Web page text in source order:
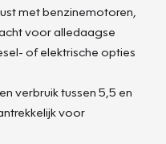
met benzinemotoren,
voor alledaagse
of elektrische opties
verbruik tussen 5,5 en
voor